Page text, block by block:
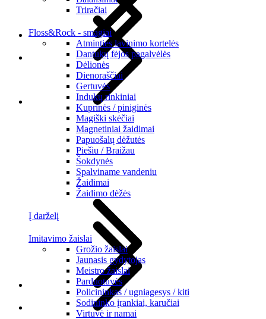
Triračiai
Floss&Rock - smagiai
Atminties lavinimo kortelės
Dantukų fėjos pagalvėlės
Dėlionės
Dienoraščiai
Gertuvės
Indukų rinkiniai
Kuprinės / piniginės
Magiški skėčiai
Magnetiniai žaidimai
Papuošalų dėžutės
Piešiu / Braižau
Šokdynės
Spalviname vandeniu
Žaidimai
Žaidimo dėžės
Į darželį
Imitavimo žaislai
Grožio žaislai
Jaunasis gydytojas
Meistro žaislai
Parduotuvės
Policininkas / ugniagesys / kiti
Sodininko įrankiai, karučiai
Virtuvė ir namai